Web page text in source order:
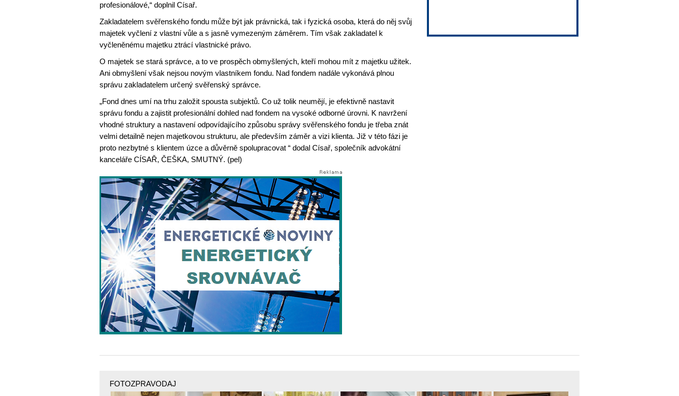
profesionálové,“ doplnil Císař.
Zakladatelem svěřenského fondu může být jak právnická, tak i fyzická osoba, která do něj svůj
majetek vyčlení z vlastní vůle a s jasně vymezeným záměrem. Tím však zakladatel k
vyčleněnému majetku ztrácí vlastnické právo.
O majetek se stará správce, a to ve prospěch obmyšlených, kteří mohou mít z majetku užitek.
Ani obmyšlení však nejsou novým vlastníkem fondu. Nad fondem nadále vykonává plnou
správu zakladatelem určený svěřenský správce.
„Fond dnes umí na trhu založit spousta subjektů. Co už tolik neumějí, je efektivně nastavit
správu fondu a zajistit profesionální dohled nad fondem na vysoké odborné úrovni. K navržení
vhodné struktury a nastavení odpovídajícího způsobu správy svěřenského fondu je třeba znát
velmi detailně nejen majetkovou strukturu, ale především záměr a vizi klienta. Již v této fázi je
proto nezbytné s klientem úzce a důvěrně spolupracovat “ dodal Císař, společník advokátní
kanceláře CÍSAŘ, ČEŠKA, SMUTNÝ. (pel)
FOTOZPRAVODAJ